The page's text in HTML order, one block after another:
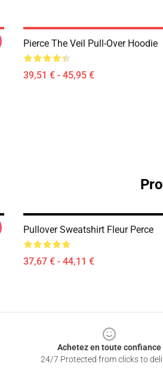
Pierce The Veil Pull-Over Hoodie
39,51 € - 45,95 €
Pullover Sweatshirt Fleur Perce
37,67 € - 44,11 €
Achetez en toute confiance
24/7 Protected from clicks to